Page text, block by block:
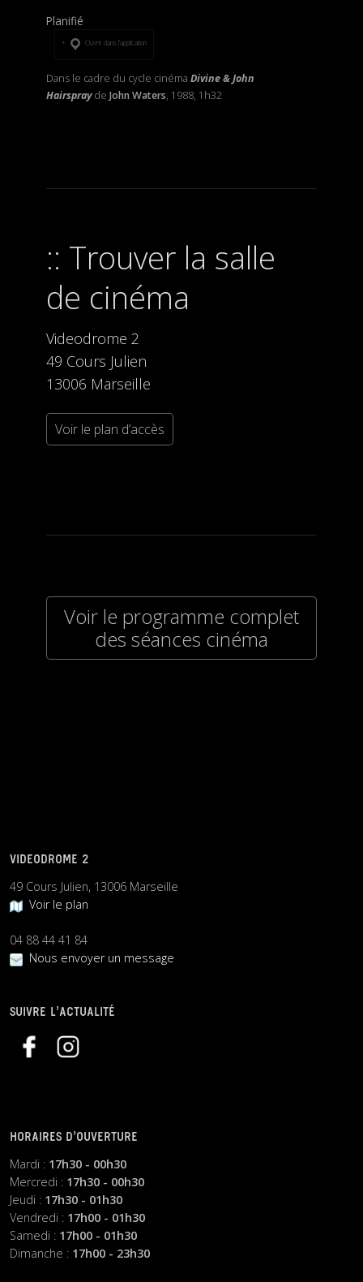
Planifié
Ouvrir dans l’application
Dans le cadre du cycle cinéma Divine & John
Hairsprayde John Waters, 1988, 1h32
Trouver la salle
de cinéma
Videodrome 2
49 Cours Julien
13006 Marseille
Voir le plan d’accès
Voir le programme complet
des séances cinéma
VIDEODROME 2
49 Cours Julien, 13006 Marseille
Voir le plan
04 88 44 41 84
Nous envoyer un message
SUIVRE L’ACTUALITÉ
HORAIRES D’OUVERTURE
Mardi : 17h30 - 00h30
Mercredi : 17h30 - 00h30
Jeudi : 17h30 - 01h30
Vendredi : 17h00 - 01h30
Samedi : 17h00 - 01h30
Dimanche : 17h00 - 23h30